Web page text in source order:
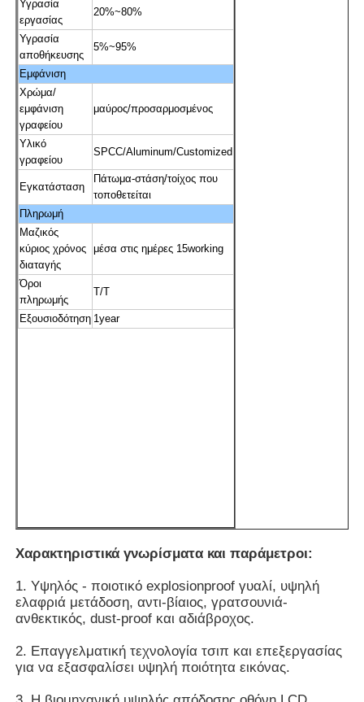
Σχετικά με εμάς
Γύρος εργοστασίων
Ποιοτικός έλεγχος
επαφή
Ζητήστε ένα απόσπασμα
Διαλογικός ψηφιακός πίνακας
Εκπαίδευση διαλογικό Whiteboard
Πάτωμα που στέκεται το διαλογικό περίπτερο
Υγρασία
εργασίας
20%~80%
Υγρασία
αποθήκευσης
5%~95%
Εμφάνιση
Χρώμα/
εμφάνιση
γραφείου
μαύρος/προσαρμοσμένος
Υλικό
γραφείου
SPCC/Aluminum/Customized
Εγκατάσταση
Πάτωμα-στάση/τοίχος που
τοποθετείται
Πληρωμή
Μαζικός
κύριος χρόνος
διαταγής
μέσα στις ημέρες 15working
Όροι
πληρωμής
T/T
Εξουσιοδότηση 1year
Χαρακτηριστικά γνωρίσματα και παράμετροι:
1. Υψηλός - ποιοτικό explosionproof γυαλί, υψηλή
ελαφριά μετάδοση, αντι-βίαιος, γρατσουνιά-
ανθεκτικός, dust-proof και αδιάβροχος.
2. Επαγγελματική τεχνολογία τσιπ και επεξεργασίας
για να εξασφαλίσει υψηλή ποιότητα εικόνας.